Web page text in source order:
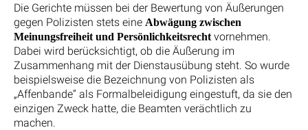
Die Gerichte müssen bei der Bewertung von Äußerungen
gegen Polizisten stets eine Abwägung zwischen
Meinungsfreiheit und Persönlichkeitsrecht vornehmen.
Dabei wird berücksichtigt, ob die Äußerung im
Zusammenhang mit der Dienstausübung steht. So wurde
beispielsweise die Bezeichnung von Polizisten als
„Affenbande“ als Formalbeleidigung eingestuft, da sie den
einzigen Zweck hatte, die Beamten verächtlich zu
machen.